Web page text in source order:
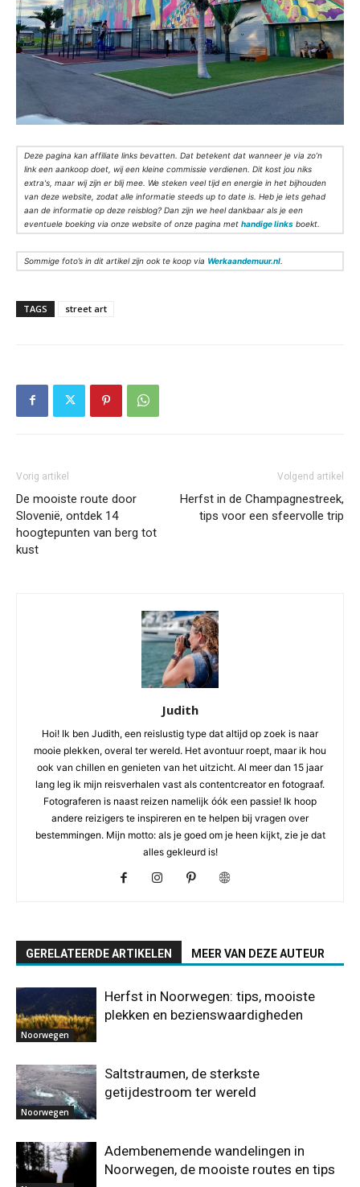
Deze pagina kan affiliate links bevatten. Dat betekent dat wanneer je via zo’n
link een aankoop doet, wij een kleine commissie verdienen. Dit kost jou niks
extra's, maar wij zijn er blij mee. We steken veel tijd en energie in het bijhouden
van deze website, zodat alle informatie steeds up to date is. Heb je iets gehad
aan de informatie op deze reisblog? Dan zijn we heel dankbaar als je een
eventuele boeking via onze website of onze pagina met handige links boekt.
Sommige foto’s in dit artikel zijn ook te koop via Werkaandemuur.nl
TAGS street art
Vorig artikel
De mooiste route door
Slovenië, ontdek 14
hoogtepunten van berg tot
kust
Volgend artikel
Herfst in de Champagnestreek,
tips voor een sfeervolle trip
Judith
Hoi! Ik ben Judith, een reislustig type dat altijd op zoek is naar
mooie plekken, overal ter wereld. Het avontuur roept, maar ik hou
ook van chillen en genieten van het uitzicht. Al meer dan 15 jaar
lang leg ik mijn reisverhalen vast als contentcreator en fotograaf.
Fotograferen is naast reizen namelijk óók een passie! Ik hoop
andere reizigers te inspireren en te helpen bij vragen over
bestemmingen. Mijn motto: als je goed om je heen kijkt, zie je dat
alles gekleurd is!
GERELATEERDE ARTIKELEN MEER VAN DEZE AUTEUR
Noorwegen
Herfst in Noorwegen: tips, mooiste
plekken en bezienswaardigheden
Noorwegen
Saltstraumen, de sterkste
getijdestroom ter wereld
Adembenemende wandelingen in
Noorwegen, de mooiste routes en tips